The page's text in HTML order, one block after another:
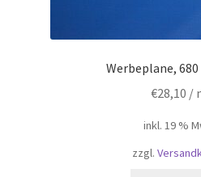
Werbeplane,
€28,10 /
inkl. 19 %
zzgl.